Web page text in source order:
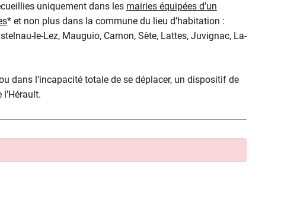
uniquement dans les mairies équipées d’un
* et non plus dans la commune du lieu d’habitation :
le-Lez, Mauguio, Carnon, Sète, Lattes, Juvignac, La-
dans l’incapacité totale de se déplacer, un dispositif de